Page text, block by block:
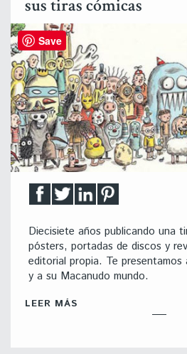
sus tiras cómicas
Diecisiete años publicando una
pósters, portadas de discos y
editorial propia. Te presentamos
y a su Macanudo mundo.
LEER MÁS
Save